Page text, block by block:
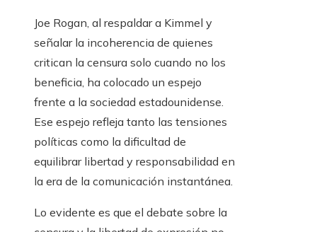
Joe Rogan, al respaldar a Kimmel y
señalar la incoherencia de quienes
critican la censura solo cuando no los
beneficia, ha colocado un espejo
frente a la sociedad estadounidense.
Ese espejo refleja tanto las tensiones
políticas como la dificultad de
equilibrar libertad y responsabilidad en
la era de la comunicación instantánea.
Lo evidente es que el debate sobre la